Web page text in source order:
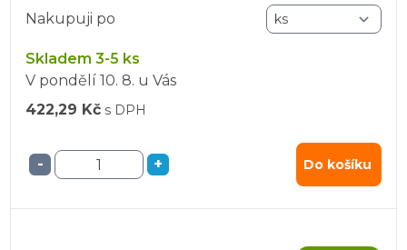
Nakupuji po
Skladem 3-5 ks
V pondělí 10. 8. u Vás
422,29 Kč s DPH
- + Do košíku